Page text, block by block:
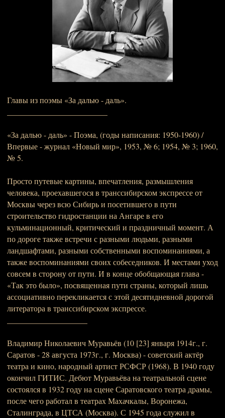
Главы из поэмы «За далью - даль».
«За далью - даль» - Поэма, (годы написания: 1950-1960) /
Впервые - журнал «Новый мир», 1953, № 6; 1954, № 3; 1960,
№ 5.
Просто путевые картины, впечатления, размышления
человека, проехавшегося в транссибирском экспрессе от
Москвы через всю Сибирь и посетившего в пути
строительство гидростанции на Ангаре в его
кульминационный, критический и праздничный момент. А
по дороге также встречи с разными людьми, разными
ландшафтами, разными собственными воспоминаниями, а
также воспоминаниями своих собеседников. И местами уход
совсем в сторону от пути. И в конце обобщающая глава -
«Так это было», посвященная пути страны, который лишь
ассоциативно перекликается с этой десятидневной дорогой
литератора в транссибирском экспрессе.
Владимир Николаевич Муравьёв (10 [23] января 1914г., г.
Саратов - 28 августа 1973г., г. Москва) - советский актёр
театра и кино, народный артист РСФСР (1968). В 1940 году
окончил ГИТИС. Дебют Муравьёва на театральной сцене
состоялся в 1932 году на сцене Саратовского театра драмы,
после чего работал в театрах Махачкалы, Воронежа,
Сталинграда, в ЦТСА (Москва). С 1945 года служил в